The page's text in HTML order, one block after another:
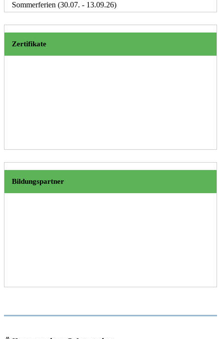
Sommerferien (30.07. - 13.09.26)
Zertifikate
Bildungspartner